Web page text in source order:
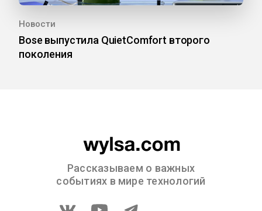
Новости
Bose выпустила QuietComfort второго
поколения
Рассказываем о важных
событиях в мире технологий